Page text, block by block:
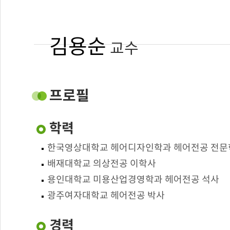
김용순교수
전공: 헤어
담당교과: 공중위생관리
프로필
학력
한국영상대학교 헤어디자인학과 헤어전공 전
배재대학교 의상전공 이학사
용인대학교 미용산업경영학과 헤어전공 석사
광주여자대학교 헤어전공 박사
경력